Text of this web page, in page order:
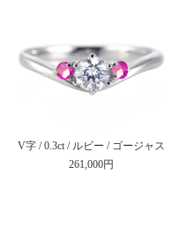
V字 / 0.3ct / ルビー / ゴージャス
261,000円